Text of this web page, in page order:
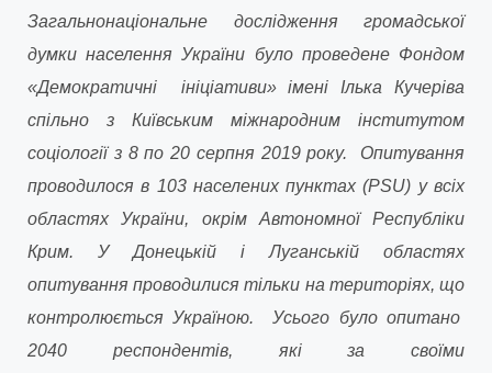
Загальнонаціональне дослідження громадської
думки населення України було проведене Фондом
«Демократичні ініціативи» імені Ілька Кучеріва
спільно з Київським міжнародним інститутом
соціології з 8 по 20 серпня 2019 року. Опитування
проводилося в 103 населених пунктах (PSU) у всіх
областях України, окрім Автономної Республіки
Крим. У Донецькій і Луганській областях
опитування проводилися тільки на територіях, що
контролюється Україною. Усього було опитано
2040 респондентів, які за своїми